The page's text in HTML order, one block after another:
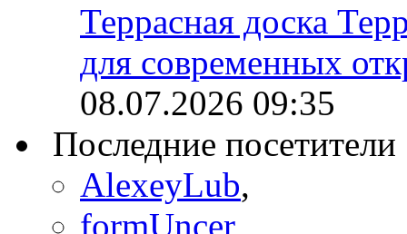
Террасная доска
для современных
08.07.2026 09:35
Последние посетители
AlexeyLub,
formUncer,